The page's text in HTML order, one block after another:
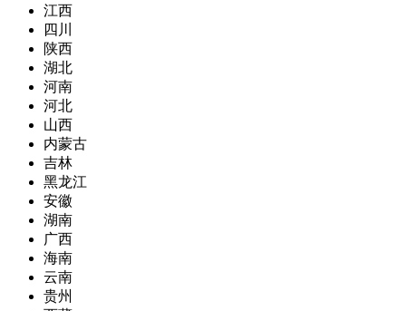
江西
四川
陕西
湖北
河南
河北
山西
内蒙古
吉林
黑龙江
安徽
湖南
广西
海南
云南
贵州